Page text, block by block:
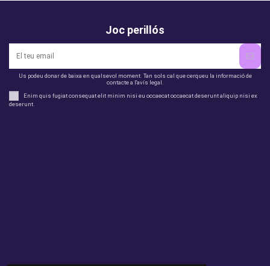
Joc perillós
Us podeu donar de baixa en qualsevol moment. Tan sols cal que cerqueu la informació de
contacte a l'avís legal.
Enim quis fugiat consequat elit minim nisi eu occaecat occaecat deserunt aliquip nisi ex
deserunt.